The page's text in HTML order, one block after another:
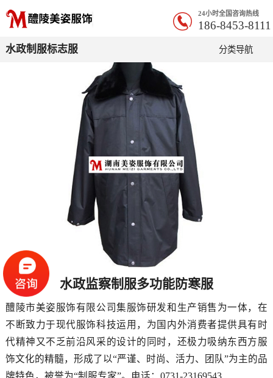
24小时全国咨询热线
186-8453-8111
水政制服标志服 分类导航
水政监察制服多功能防寒服
醴陵市美姿服饰有限公司集服饰研发和生产销售为一体，在
不断致力于现代服饰科技运用，为国内外消费者提供具有时
代精神又不乏前沿风采的设计的同时，还极力吸纳东西方服
饰文化的精髓，形成了以“严谨、时尚、活力、团队”为主的品
牌特色，被誉为“制服专家”。电话：0731-23169543